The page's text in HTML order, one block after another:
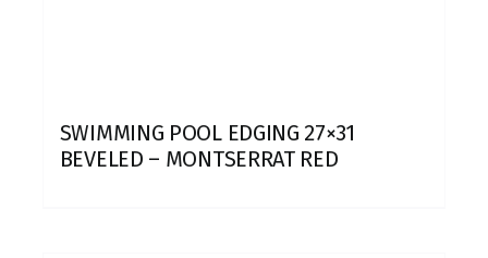
SWIMMING POOL EDGING 27×31
BEVELED – MONTSERRAT RED